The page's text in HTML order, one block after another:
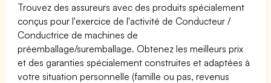
Trouvez des assureurs avec des produits spécialement
conçus pour l'exercice de l'activité de Conducteur /
Conductrice de machines de
préemballage/suremballage. Obtenez les meilleurs prix
et des garanties spécialement construites et adaptées à
votre situation personnelle (famille ou pas, revenus